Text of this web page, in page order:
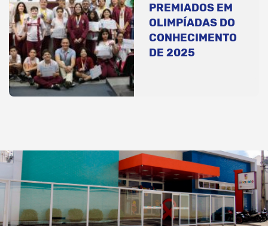
PREMIADOS EM
OLIMPÍADAS DO
CONHECIMENTO
DE 2025